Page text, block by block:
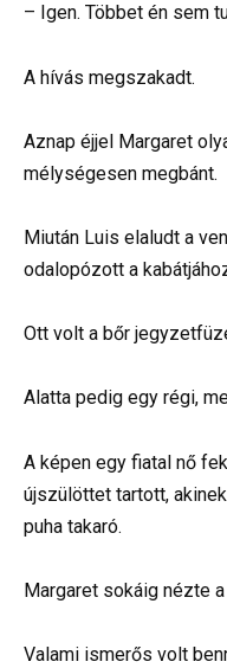
– Igen. Többet én sem
A hívás megszakadt.
Aznap éjjel Margaret
mélységesen megbánt.
Miután Luis elaludt a
odalopózott a
Ott volt a bőr
Alatta pedig egy régi,
A képen egy fiatal nő
újszülöttet tartott,
puha takaró.
Margaret sokáig nézte a
Valami ismerős volt